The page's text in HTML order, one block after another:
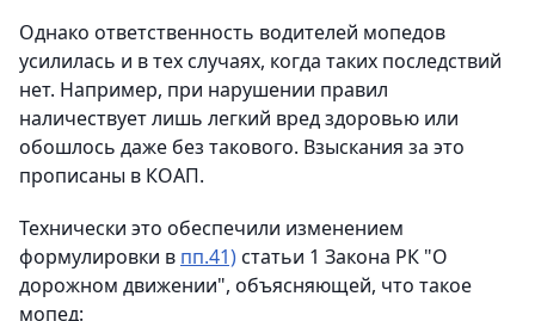
Однако ответственность водителей мопедов
усилилась и в тех случаях, когда таких последствий
нет. Например, при нарушении правил
наличествует лишь легкий вред здоровью или
обошлось даже без такового. Взыскания за это
прописаны в КОАП.
Технически это обеспечили изменением
формулировки в пп.41)статьи 1 Закона РК "О
дорожном движении", объясняющей, что такое
мопед: